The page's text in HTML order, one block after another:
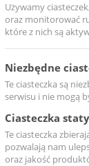
Łożysko
6204-2RS-MTM
Dostępny
Używamy
oraz monitorować
które z nich są
Niezbędne
Te ciasteczka są
serwisu i nie mogą
Ciasteczka
Te ciasteczka
pozwalają nam
oraz jakość